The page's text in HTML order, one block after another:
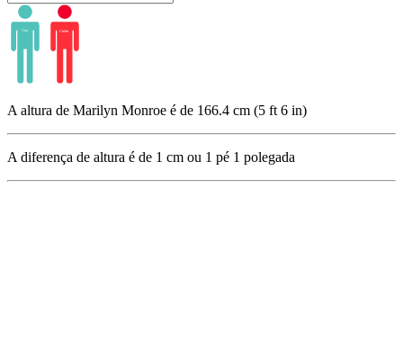
A altura de Marilyn Monroe é de 166.4 cm (5 ft 6 in)
A diferença de altura é de 1 cm ou 1 pé 1 polegada